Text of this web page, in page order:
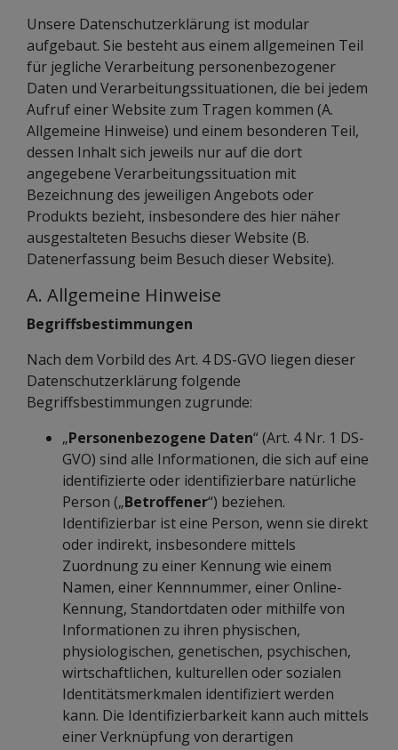
Unsere Datenschutzerklärung ist modular
aufgebaut. Sie besteht aus einem allgemeinen Teil
für jegliche Verarbeitung personenbezogener
Daten und Verarbeitungssituationen, die bei jedem
Aufruf einer Website zum Tragen kommen (A.
Allgemeine Hinweise) und einem besonderen Teil,
dessen Inhalt sich jeweils nur auf die dort
angegebene Verarbeitungssituation mit
Bezeichnung des jeweiligen Angebots oder
Produkts bezieht, insbesondere des hier näher
ausgestalteten Besuchs dieser Website (B.
Datenerfassung beim Besuch dieser Website).
A. Allgemeine Hinweise
Begriffsbestimmungen
Nach dem Vorbild des Art. 4 DS-GVO liegen dieser
Datenschutzerklärung folgende
Begriffsbestimmungen zugrunde:
„Personenbezogene Daten“ (Art. 4 Nr. 1 DS-
GVO) sind alle Informationen, die sich auf eine
identifizierte oder identifizierbare natürliche
Person („Betroffener“) beziehen.
Identifizierbar ist eine Person, wenn sie direkt
oder indirekt, insbesondere mittels
Zuordnung zu einer Kennung wie einem
Namen, einer Kennnummer, einer Online-
Kennung, Standortdaten oder mithilfe von
Informationen zu ihren physischen,
physiologischen, genetischen, psychischen,
wirtschaftlichen, kulturellen oder sozialen
Identitätsmerkmalen identifiziert werden
kann. Die Identifizierbarkeit kann auch mittels
einer Verknüpfung von derartigen